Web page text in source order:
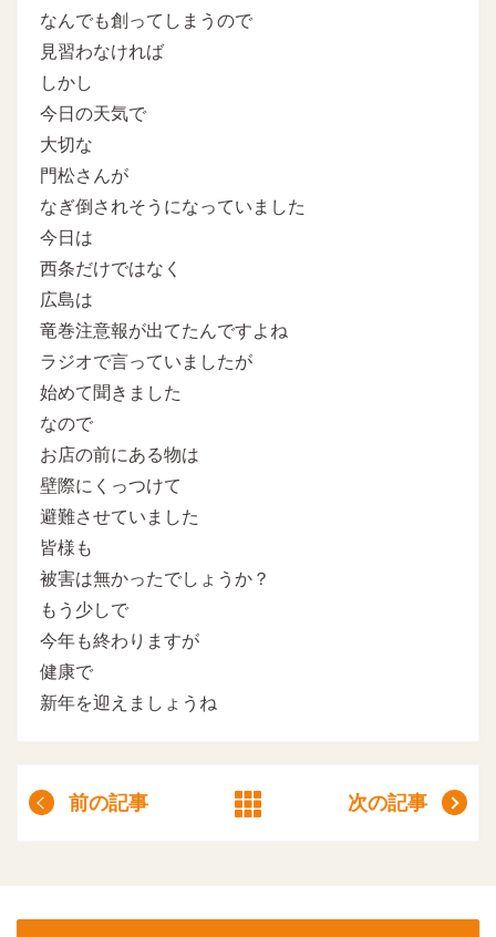
なんでも創ってしまうので
見習わなければ
しかし
今日の天気で
大切な
門松さんが
なぎ倒されそうになっていました
今日は
西条だけではなく
広島は
竜巻注意報が出てたんですよね
ラジオで言っていましたが
始めて聞きました
なので
お店の前にある物は
壁際にくっつけて
避難させていました
皆様も
被害は無かったでしょうか？
もう少しで
今年も終わりますが
健康で
新年を迎えましょうね
前の記事 次の記事